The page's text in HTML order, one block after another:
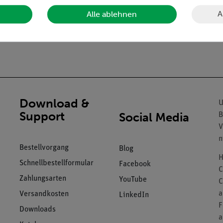
und Schränke
Download &
Support
Bestellvorgang
Schnellbestellformular
Zahlungsarten
Versandkosten
Downloads
Social Media
Blog
Facebook
YouTube
LinkedIn
Alle ablehnen